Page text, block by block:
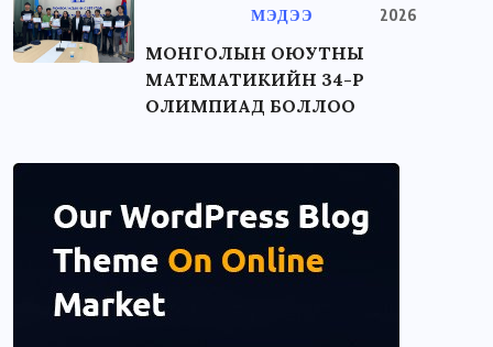
МЭДЭЭ
2026
МОНГОЛЫН ОЮУТНЫ
МАТЕМАТИКИЙН 34-Р
ОЛИМПИАД БОЛЛОО